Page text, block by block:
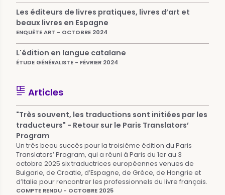
Les éditeurs de livres pratiques, livres d’art et
beaux livres en Espagne
ENQUÊTE ART - OCTOBRE 2024
L'édition en langue catalane
ÉTUDE GÉNÉRALISTE - FÉVRIER 2024
Articles
"Très souvent, les traductions sont initiées par les
traducteurs" - Retour sur le Paris Translators’
Program
Un très beau succès pour la troisième édition du Paris
Translators’ Program, qui a réuni à Paris du 1er au 3
octobre 2025 six traductrices européennes venues de
Bulgarie, de Croatie, d’Espagne, de Grèce, de Hongrie et
d’Italie pour rencontrer les professionnels du livre français.
COMPTE RENDU - OCTOBRE 2025